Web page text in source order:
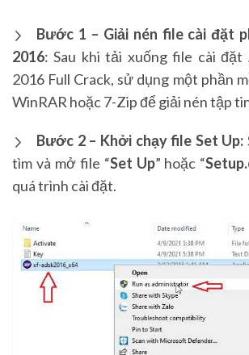
Bước 1 – Giải nén file cài đặt
2016:Sau khi tải xuống file cài đặt
2016 Full Crack, sử dụng một phần
WinRAR hoặc 7-Zip để giải nén tập
Bước 2 – Khởi chạy file Set Up:
tìm và mở file “Set Up” hoặc “
quá trình cài đặt.